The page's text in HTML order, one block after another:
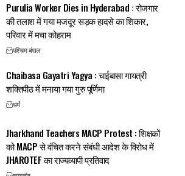
Purulia Worker Dies in Hyderabad : रोजगार
की तलाश में गया मजदूर सड़क हादसे का शिकार,
परिवार में मचा कोहराम
पश्चिम बंगाल
Chaibasa Gayatri Yagya : चाईबासा गायत्री
शक्तिपीठ में मनाया गया गुरु पूर्णिमा
धर्म
Jharkhand Teachers MACP Protest : शिक्षकों
को MACP से वंचित करने संबंधी आदेश के विरोध में
JHAROTEF का राज्यव्यापी प्रतिवाद